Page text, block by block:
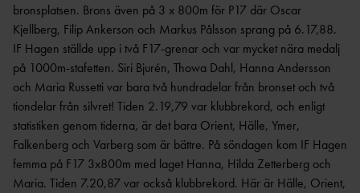
bronsplatsen. Brons även på 3 x 800m för P17 där Oscar
Kjellberg, Filip Ankerson och Markus Pålsson sprang på 6.17,88.
IF Hagen ställde upp i två F17-grenar och var mycket nära medalj
på 1000m-stafetten. Siri Bjurén, Thowa Dahl, Hanna Andersson
och Maria Russetti var bara två hundradelar från bronset och två
tiondelar från silvret! Tiden 2.19,79 var klubbrekord, och enligt
statistiken genom tiderna, är det bara Orient, Hälle, Ymer,
Falkenberg och Varberg som är bättre. På söndagen kom IF Hagen
femma på F17 3x800m med laget Hanna, Hilda Zetterberg och
Maria. Tiden 7.20,87 var också klubbrekord. Här är Hälle, Orient,